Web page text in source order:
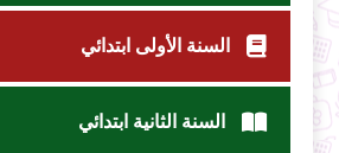
السنة الأولى ابتدائي
السنة الثانية ابتدائي